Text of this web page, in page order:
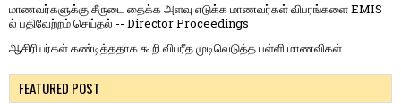
மாணவர்களுக்கு சீருடை தைக்க அளவு எடுக்க மாணவர்கள் விபரங்களை EMIS
ல் பதிவேற்றம் செய்தல் -- Director Proceedings
ஆசிரியர்கள் கண்டித்ததாக கூறி விபரீத முடிவெடுத்த பள்ளி மாணவிகள்
FEATURED POST